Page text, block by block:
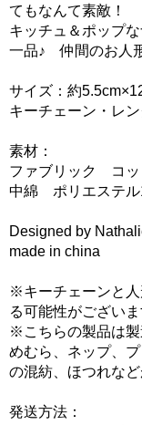
てもなんて素敵！
キッチュ＆ポップ
一品♪ 仲間のお人
サイズ：約
キーチェーン・レ
素材：
ファブリック コッ
中綿 ポリエステ
Designed by
made in china
※キーチェーンと
る可能性がございま
※こちらの製品は
めむら、ネップ、
の混紡、ほつれな
発送方法：